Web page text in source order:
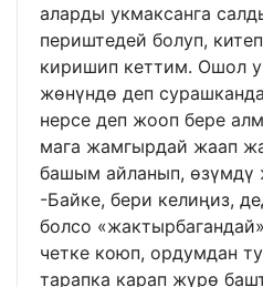
аларды укмаксанга
периштедей болуп,
киришип кеттим. Ошол
жөнүндө деп
нерсе деп жооп бере
мага жамгырдай жаап
башым айланып, өзүмдү
-Байке, бери келиңиз,
болсо
четке коюп, ордумдан
тарапка карап жүрө